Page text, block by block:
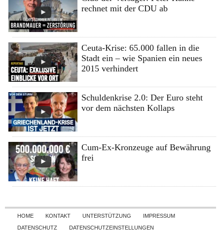
rechnet mit der CDU ab
Ceuta-Krise: 65.000 fallen in die
Stadt ein – wie Spanien ein neues
2015 verhindert
Schuldenkrise 2.0: Der Euro steht
vor dem nächsten Kollaps
Cum-Ex-Kronzeuge auf Bewährung
frei
Skip to content
HOME KONTAKT UNTERSTÜTZUNG
IMPRESSUM
DATENSCHUTZ
DATENSCHUTZEINSTELLUNGEN